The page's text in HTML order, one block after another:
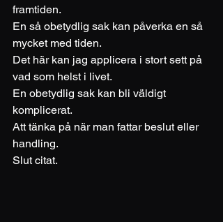
framtiden.
En så obetydlig sak kan påverka en så
mycket med tiden.
Det här kan jag applicera i stort sett på
vad som helst i livet.
En obetydlig sak kan bli väldigt
komplicerat.
Att tänka på när man fattar beslut eller
handling.
Slut citat.